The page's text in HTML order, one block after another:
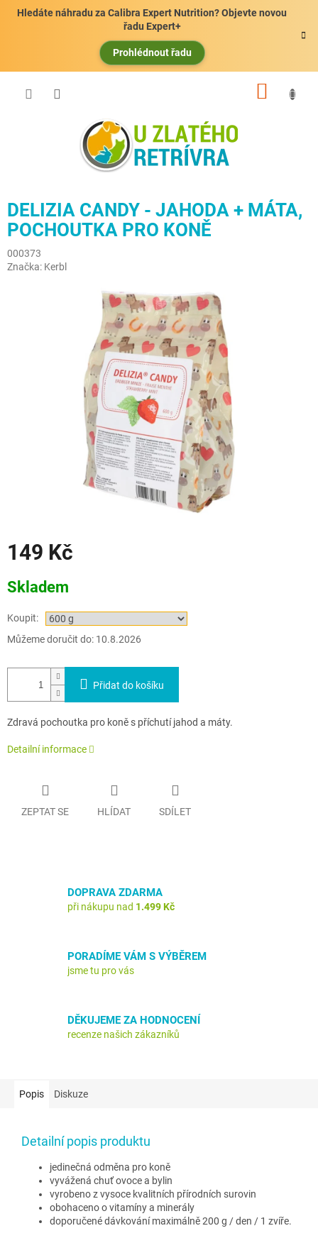
Hledáte náhradu za Calibra Expert Nutrition? Objevte novou
řadu Expert+
Prohlédnout řadu
DELIZIA CANDY - JAHODA + MÁTA,
POCHOUTKA PRO KONĚ
000373
Značka: Kerbl
149 Kč
cena:
Skladem
Koupit:
Můžeme doručit do: 10.8.2026
Přidat do košíku
Zdravá pochoutka pro koně s příchutí jahod a máty.
Detailní informace
ZEPTAT SE HLÍDAT SDÍLET
DOPRAVA ZDARMA
při nákupu nad 1.499 Kč
PORADÍME VÁM S VÝBĚREM
jsme tu pro vás
DĚKUJEME ZA HODNOCENÍ
recenze našich zákazníků
Popis Diskuze
Detailní popis produktu
jedinečná odměna pro koně
vyvážená chuť ovoce a bylin
vyrobeno z vysoce kvalitních přírodních surovin
obohaceno o vitamíny a minerály
doporučené dávkování maximálně 200 g / den / 1 zvíře.